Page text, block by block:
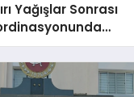
Yağışlar Sonrası